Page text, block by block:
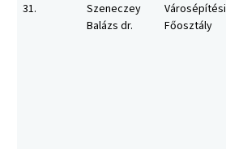
31.
Szeneczey
Balázs dr.
Városépítési
Főosztály